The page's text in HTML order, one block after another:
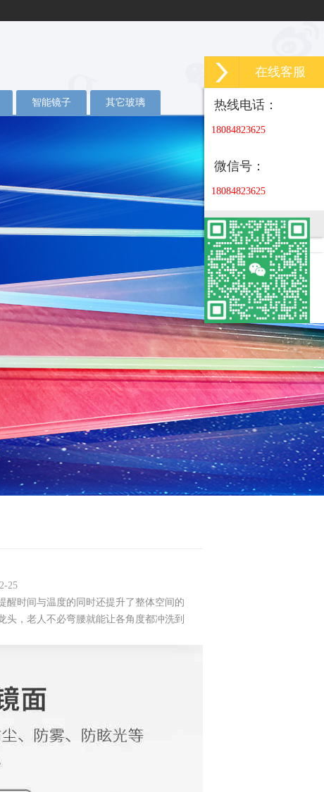
智能镜子 其它玻璃
25
醒时间与温度的同时还提升了整体空间的
，老人不必弯腰就能让各角度都冲洗到
在线客服
热线电话：
18084823625
微信号：
18084823625